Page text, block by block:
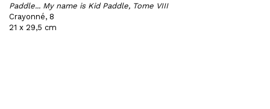
Paddle... My name is Kid Paddle, Tome VIII
Crayonné, 8
21 x 29,5 cm